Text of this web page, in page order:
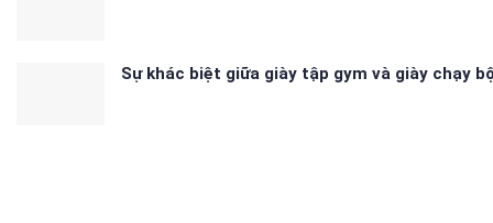
Sự khác biệt giữa giày tập gym và giày chạy